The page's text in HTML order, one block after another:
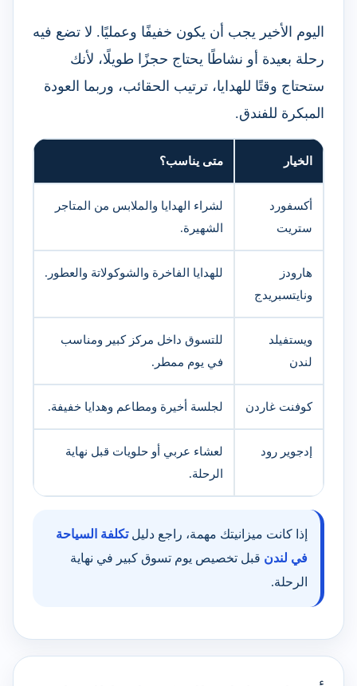
اليوم الأخير يجب أن يكون خفيفًا وعمليًا. لا تضع فيه
رحلة بعيدة أو نشاطًا يحتاج حجزًا طويلًا، لأنك
ستحتاج وقتًا للهدايا، ترتيب الحقائب، وربما العودة
المبكرة للفندق.
الخيار متى يناسب؟
أكسفورد
ستريت
لشراء الهدايا والملابس من المتاجر
الشهيرة.
هارودز
ونايتسبريدج
للهدايا الفاخرة والشوكولاتة والعطور.
ويستفيلد
لندن
للتسوق داخل مركز كبير ومناسب
في يوم ممطر.
كوفنت غاردن لجلسة أخيرة ومطاعم وهدايا خفيفة.
إدجوير رود
لعشاء عربي أو حلويات قبل نهاية
الرحلة.
إذا كانت ميزانيتك مهمة، راجع دليلتكلفة السياحة
في لندن قبل تخصيص يوم تسوق كبير في نهاية
الرحلة.